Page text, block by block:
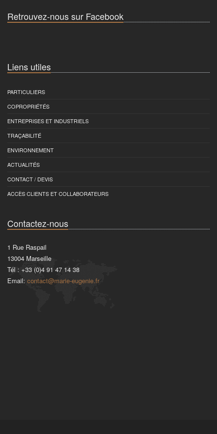
Retrouvez-nous sur Facebook
Liens utiles
PARTICULIERS
COPROPRIÉTÉS
ENTREPRISES ET INDUSTRIELS
TRAÇABILITÉ
ENVIRONNEMENT
ACTUALITÉS
CONTACT / DEVIS
ACCÈS CLIENTS ET COLLABORATEURS
Contactez-nous
1 Rue Raspail
13004 Marseille
Tél : +33 (0)4 91 47 14 38
Email: contact@marie-eugenie.fr